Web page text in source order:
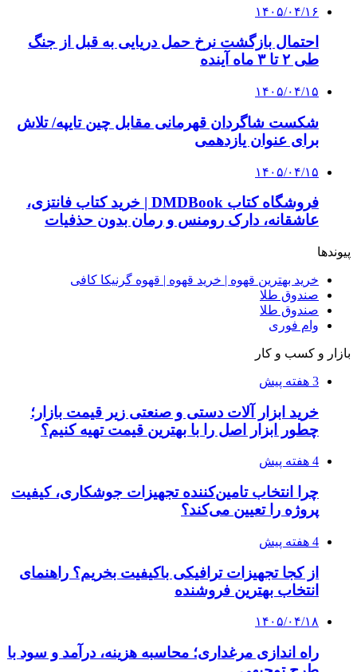
۱۴۰۵/۰۴/۱۶
احتمال بازگشت نرخ حمل دریایی به قبل از جنگ
طی ۲ تا ۳ ماه آینده
۱۴۰۵/۰۴/۱۵
شکست شاگردان قهرمانی مقابل چین تایپه/ تلاش
برای عنوان یازدهمی
۱۴۰۵/۰۴/۱۵
فروشگاه کتاب DMDBook | خرید کتاب فانتزی،
عاشقانه، دارک رومنس و رمان بدون حذفیات
پیوندها
خرید بهترین قهوه | خرید قهوه | قهوه گرنیکا کافی
صندوق طلا
صندوق طلا
وام فوری
بازار و کسب و کار
3 هفته پیش
خرید ابزار آلات دستی و صنعتی زیر قیمت بازار؛
چطور ابزار اصل را با بهترین قیمت تهیه کنیم؟
4 هفته پیش
چرا انتخاب تامین‌کننده تجهیزات جوشکاری، کیفیت
پروژه را تعیین می‌کند؟
4 هفته پیش
از کجا تجهیزات ترافیکی باکیفیت بخریم؟ راهنمای
انتخاب بهترین فروشنده
۱۴۰۵/۰۴/۱۸
راه اندازی مرغداری؛ محاسبه هزینه، درآمد و سود با